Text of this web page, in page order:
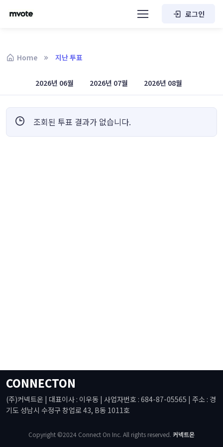
로그인
Home 지난 투표
2026년 06월 2026년 07월 2026년 08월
조회된 투표 결과가 없습니다.
CONNECTON
(주)커넥트온 | 대표이사 : 이우동 | 사업자번호 : 684-87-05565 | 주소 : 경
기도 성남시 수정구 창업로 43, B동 1011호
Copyright ©2024 Connect On Inc. All rights reserved. 커넥트온